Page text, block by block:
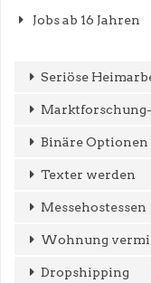
Jobs ab 16 Jahren
Seriöse
Binäre Optionen
Texter werden
Messehostessen
Wohnung
Dropshipping